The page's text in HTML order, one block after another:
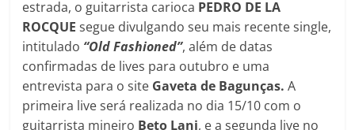
estrada, o guitarrista carioca PEDRO DE LA
ROCQUEsegue divulgando seu mais recente single,
intitulado “Old Fashioned”, além de datas
confirmadas de lives para outubro e uma
entrevista para o site Gaveta de Bagunças.A
primeira live será realizada no dia 15/10 com o
guitarrista mineiro Beto Lani, e a segunda live no